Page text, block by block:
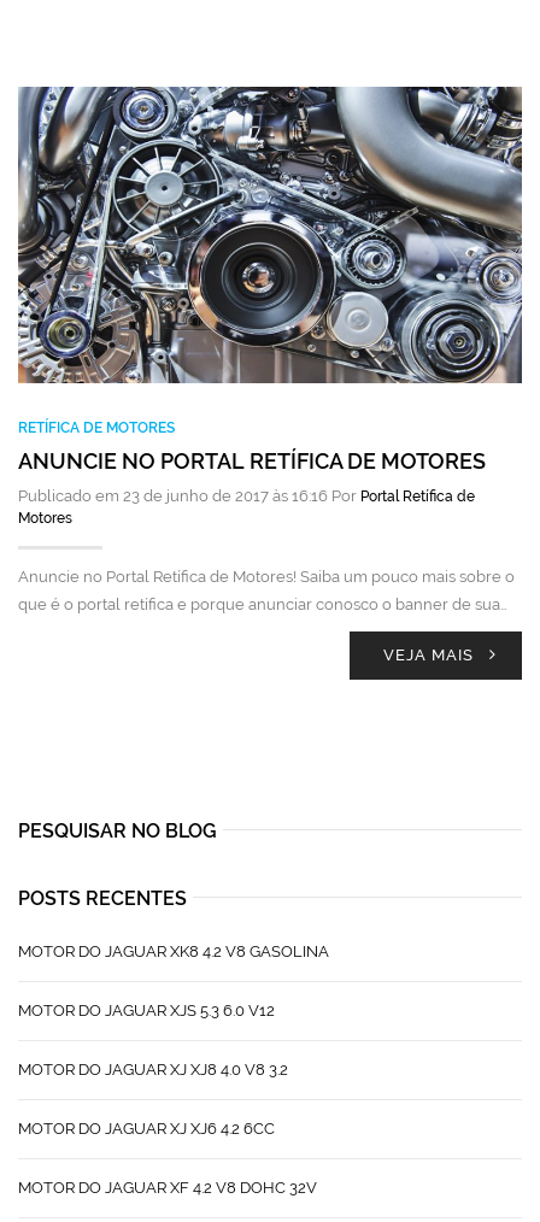
RETÍFICA DE MOTORES
ANUNCIE NO PORTAL RETÍFICA DE MOTORES
Publicado em 23 de junho de 2017 às 16:16 Por Portal Retífica de
Motores
Anuncie no Portal Retífica de Motores! Saiba um pouco mais sobre o
que é o portal retífica e porque anunciar conosco o banner de sua…
VEJA MAIS
PESQUISAR NO BLOG
POSTS RECENTES
MOTOR DO JAGUAR XK8 4.2 V8 GASOLINA
MOTOR DO JAGUAR XJS 5.3 6.0 V12
MOTOR DO JAGUAR XJ XJ8 4.0 V8 3.2
MOTOR DO JAGUAR XJ XJ6 4.2 6CC
MOTOR DO JAGUAR XF 4.2 V8 DOHC 32V